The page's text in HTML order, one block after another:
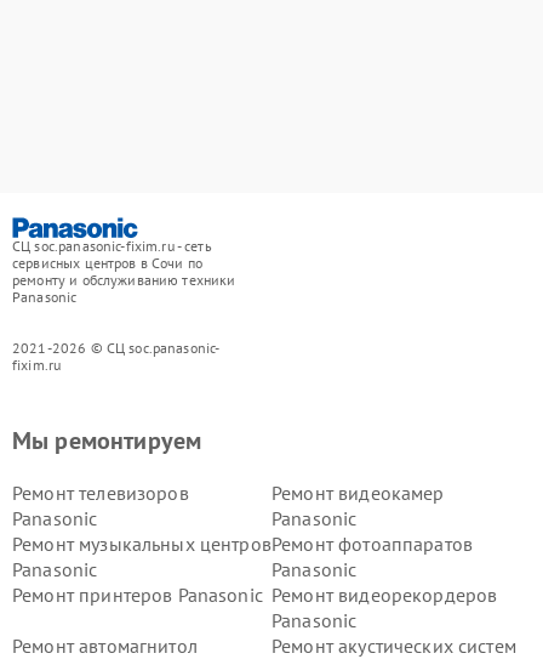
СЦ soc.panasonic-fixim.ru - сеть
сервисных центров в Сочи по
ремонту и обслуживанию техники
Panasonic
2021-2026 © СЦ soc.panasonic-
fixim.ru
Мы ремонтируем
Ремонт телевизоров
Panasonic
Ремонт видеокамер
Panasonic
Ремонт музыкальных центров
Panasonic
Ремонт фотоаппаратов
Panasonic
Ремонт принтеров Panasonic Ремонт видеорекордеров
Panasonic
Ремонт автомагнитол
Ремонт акустических систем